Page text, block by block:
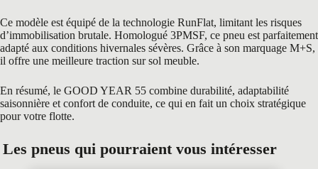
Ce modèle est équipé de la technologie RunFlat, limitant les risques
d’immobilisation brutale. Homologué 3PMSF, ce pneu est parfaitement
adapté aux conditions hivernales sévères. Grâce à son marquage M+S,
il offre une meilleure traction sur sol meuble.
En résumé, le GOOD YEAR 55 combine durabilité, adaptabilité
saisonnière et confort de conduite, ce qui en fait un choix stratégique
pour votre flotte.
Les pneus qui pourraient vous intéresser